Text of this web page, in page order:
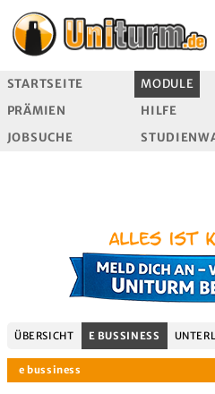
STARTSEITE MODULE
PRÄMIEN
HILFE
JOBSUCHE
ÜBERSICHT E BUSSINESS